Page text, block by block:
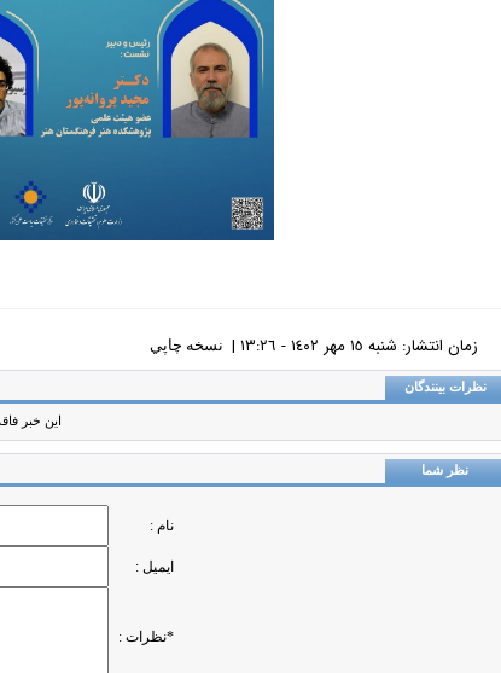
زمان انتشار: شنبه ١٥ مهر ١٤٠٢ - ١٣:٢٦ | نسخه چاپي
نظرات بینندگان
این خبر
نظر شما
نام :
ایمیل :
*نظرات :